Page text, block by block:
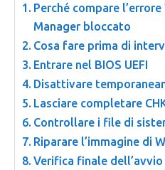
Perché compare
Manager bloccato
Cosa fare prima di
Entrare nel BIOS UEFI
Disattivare
Lasciare completare
Controllare i file di
Riparare l’immagine di
Verifica finale dell’avvio